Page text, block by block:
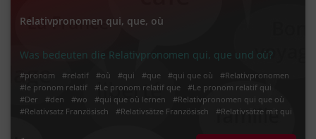
Relativpronomen qui, que, où
Was bedeuten die Relativpronomen qui, que und où?
#pronom #relatif #où #qui #que #qui que où
#Relativpronomen
#le pronom relatif
#Le pronom relatif que
#Le pronom relatif qui
#Der
#den #wo #qui que où lernen
#Relativpronomen qui que où
#Relativsatz Französisch
#Relativsätze Französisch
#Relativsätze mit qui